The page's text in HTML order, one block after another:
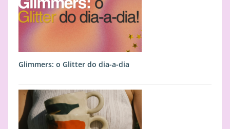
Glimmers: o Glitter do dia-a-dia